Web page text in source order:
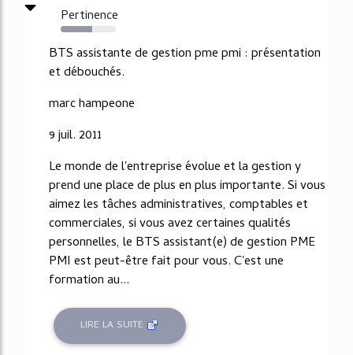
Pertinence
57%
BTS assistante de gestion pme pmi : présentation
et débouchés.
marc hampeone
9 juil. 2011
Le monde de l'entreprise évolue et la gestion y
prend une place de plus en plus importante. Si vous
aimez les tâches administratives, comptables et
commerciales, si vous avez certaines qualités
personnelles, le BTS assistant(e) de gestion PME
PMI est peut-être fait pour vous. C'est une
formation au...
LIRE LA SUITE